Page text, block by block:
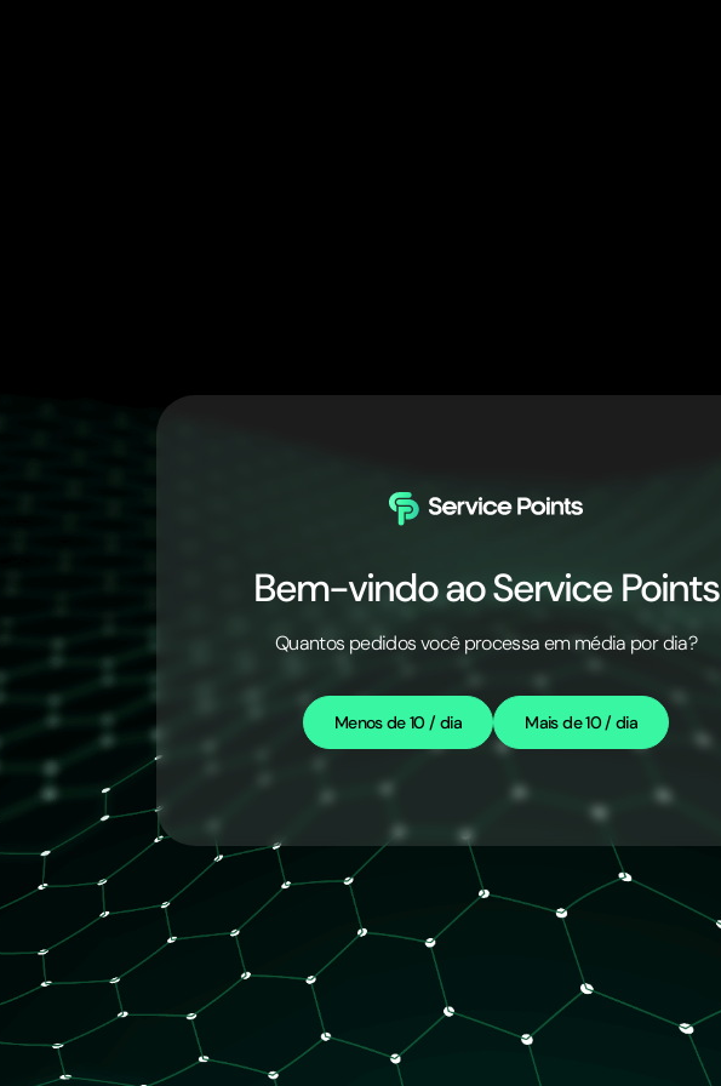
Bem-vindo ao Service Points
Quantos pedidos você processa em média por dia?
Menos de 10 / dia Mais de 10 / dia